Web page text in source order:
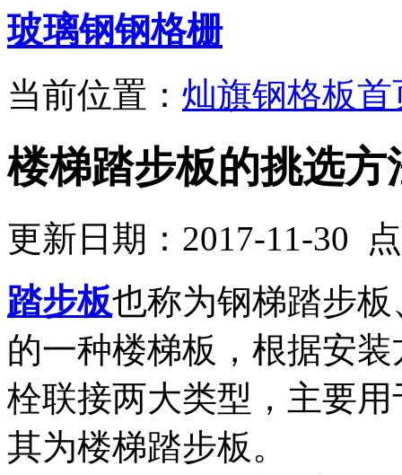
玻璃钢钢格栅
当前位置： 灿旗钢格板首
楼梯踏步板的挑选方
更新日期：2017-11-30
踏步板也称为钢梯踏步
的一种楼梯板，根据安
栓联接两大类型，主要
其为楼梯踏步板。